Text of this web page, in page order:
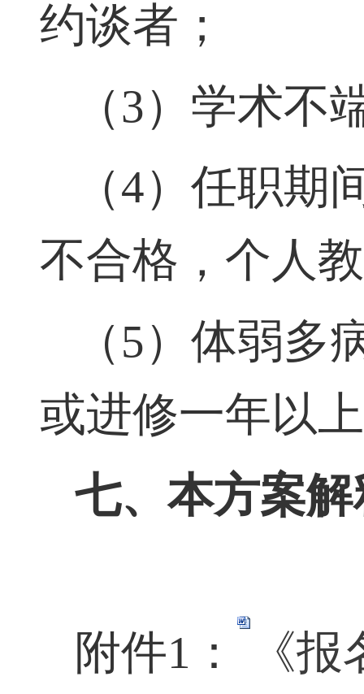
（2）目标任
约谈者；
（ 3 ）学术不
（4）任职期
不合格，个人
（5）体弱多
或进修一年以